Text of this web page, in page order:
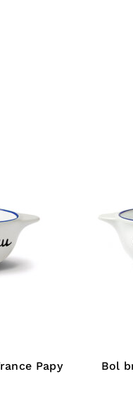
issu de l’agriculture
d’origine naturelle
Papy
Bol